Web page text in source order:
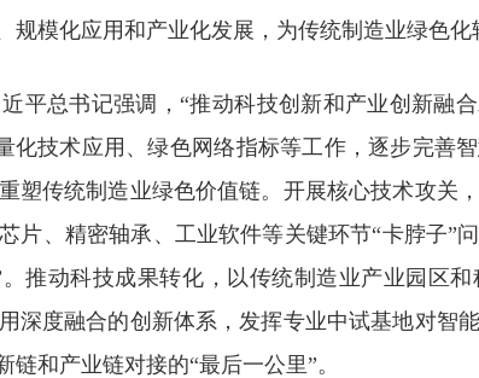
模化应用和产业化发展，为传统制造业绿色化
平总书记强调，“推动科技创新和产业创新融
化技术应用、绿色网络指标等工作，逐步完善
塑传统制造业绿色价值链。开展核心技术攻关
片、精密轴承、工业软件等关键环节“卡脖子”
推动科技成果转化，以传统制造业产业园区
深度融合的创新体系，发挥专业中试基地对智
和产业链对接的“最后一公里”。